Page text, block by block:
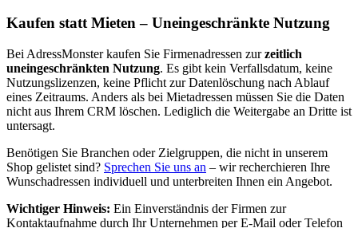
Kaufen statt Mieten – Uneingeschränkte Nutzung
Bei AdressMonster kaufen Sie Firmenadressen zur zeitlich
uneingeschränkten Nutzung. Es gibt kein Verfallsdatum, keine
Nutzungslizenzen, keine Pflicht zur Datenlöschung nach Ablauf
eines Zeitraums. Anders als bei Mietadressen müssen Sie die Daten
nicht aus Ihrem CRM löschen. Lediglich die Weitergabe an Dritte ist
untersagt.
Benötigen Sie Branchen oder Zielgruppen, die nicht in unserem
Shop gelistet sind? Sprechen Sie uns an – wir recherchieren Ihre
Wunschadressen individuell und unterbreiten Ihnen ein Angebot.
Wichtiger Hinweis: Ein Einverständnis der Firmen zur
Kontaktaufnahme durch Ihr Unternehmen per E-Mail oder Telefon